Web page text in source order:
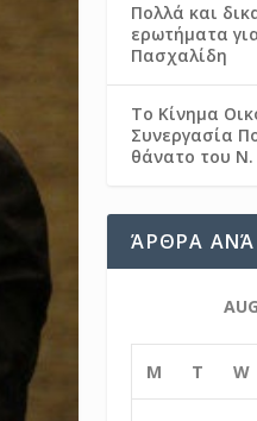
Πολλά και
ερωτήματα
Πασχαλίδη
Το Κίνημα
Συνεργασία
θάνατο του
ΆΡΘΡΑ
M T W